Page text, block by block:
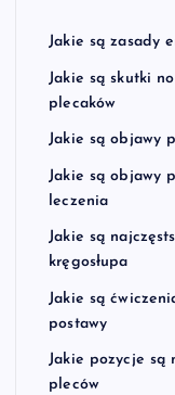
Jakie są zasady
Jakie są skutki
plecaków
Jakie są objawy
Jakie są objawy
leczenia
Jakie są
kręgosłupa
Jakie są
postawy
Jakie pozycje są
pleców